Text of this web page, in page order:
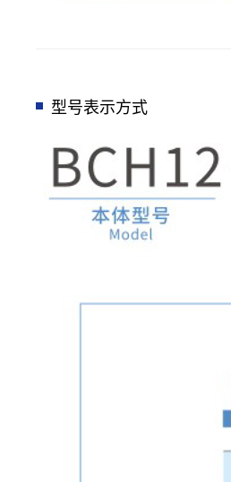
型号表示方式